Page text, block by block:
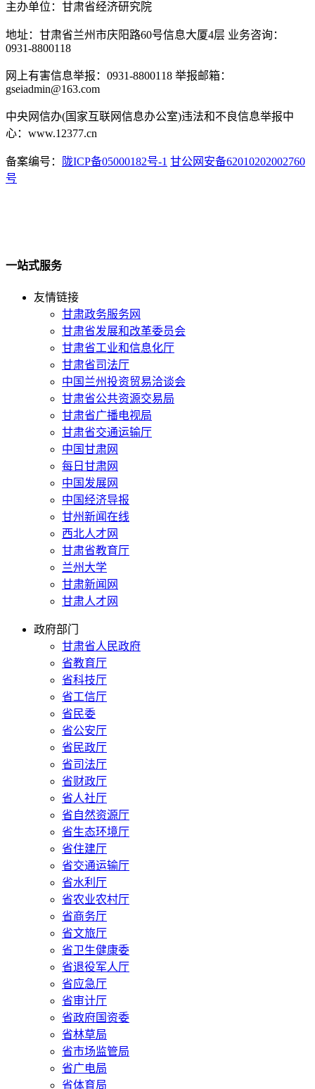
主办单位：甘肃省经济研究院
地址：甘肃省兰州市庆阳路60号信息大厦4层 业务咨询：
0931-8800118
网上有害信息举报：0931-8800118 举报邮箱：
gseiadmin@163.com
中央网信办(国家互联网信息办公室)违法和不良信息举报中
心：www.12377.cn
备案编号： 陇ICP备05000182号-1 甘公网安备62010202002760
号
一站式服务
友情链接
甘肃政务服务网
甘肃省发展和改革委员会
甘肃省工业和信息化厅
甘肃省司法厅
中国兰州投资贸易洽谈会
甘肃省公共资源交易局
甘肃省广播电视局
甘肃省交通运输厅
中国甘肃网
每日甘肃网
中国发展网
中国经济导报
甘州新闻在线
西北人才网
甘肃省教育厅
兰州大学
甘肃新闻网
甘肃人才网
政府部门
甘肃省人民政府
省教育厅
省科技厅
省工信厅
省民委
省公安厅
省民政厅
省司法厅
省财政厅
省人社厅
省自然资源厅
省生态环境厅
省住建厅
省交通运输厅
省水利厅
省农业农村厅
省商务厅
省文旅厅
省卫生健康委
省退役军人厅
省应急厅
省审计厅
省政府国资委
省林草局
省市场监管局
省广电局
省体育局